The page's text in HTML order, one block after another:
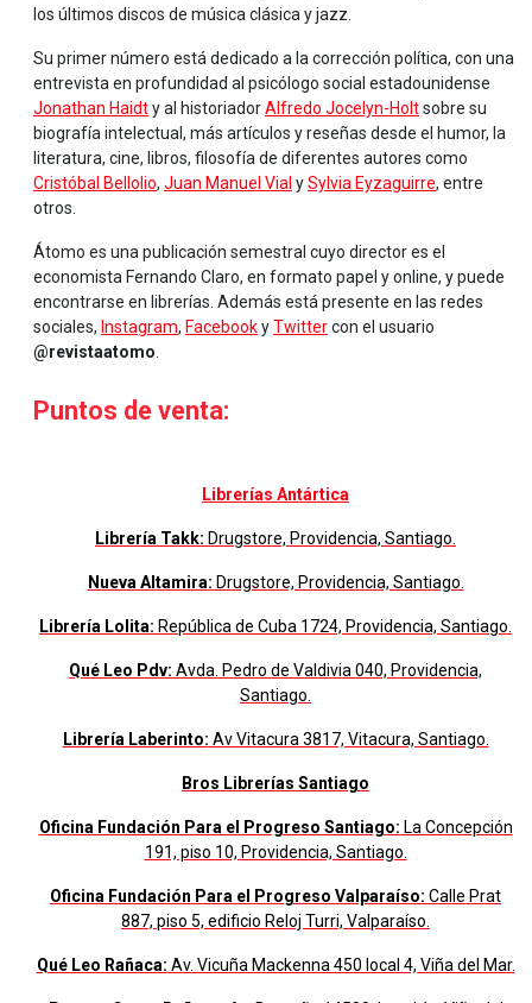
los últimos discos de música clásica y jazz.
Su primer número está dedicado a la corrección política, con una
entrevista en profundidad al psicólogo social estadounidense
Jonathan Haidty al historiadorAlfredo Jocelyn-Holtsobre su
biografía intelectual, más artículos y reseñas desde el humor, la
literatura, cine, libros, filosofía de diferentes autores como
Cristóbal Bellolio, Juan Manuel Vial ySylvia Eyzaguirre, entre
otros.
Átomo es una publicación semestral cuyo director es el
economista Fernando Claro, en formato papel y online, y puede
encontrarse en librerías. Además está presente en las redes
sociales, Instagram, FacebookyTwittercon el usuario
@revistaatomo
Puntos de venta:
Librerías Antártica
Librería Takk: Drugstore, Providencia, Santiago.
Nueva Altamira: Drugstore, Providencia, Santiago.
Librería Lolita: República de Cuba 1724, Providencia, Santiago.
Qué Leo Pdv: Avda. Pedro de Valdivia 040, Providencia,
Santiago.
Librería Laberinto: Av Vitacura 3817, Vitacura, Santiago.
Bros Librerías Santiago
Oficina Fundación Para el Progreso Santiago: La Concepción
191, piso 10, Providencia, Santiago.
Oficina Fundación Para el Progreso Valparaíso: Calle Prat
887, piso 5, edificio Reloj Turri, Valparaíso.
Qué Leo Rañaca: Av. Vicuña Mackenna 450 local 4, Viña del Mar.